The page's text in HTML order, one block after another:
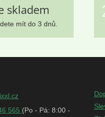
skladem
mít do 3 dnů.
565